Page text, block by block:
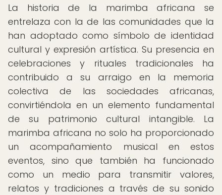
La historia de la marimba africana se
entrelaza con la de las comunidades que la
han adoptado como símbolo de identidad
cultural y expresión artística. Su presencia en
celebraciones y rituales tradicionales ha
contribuido a su arraigo en la memoria
colectiva de las sociedades africanas,
convirtiéndola en un elemento fundamental
de su patrimonio cultural intangible. La
marimba africana no solo ha proporcionado
un acompañamiento musical en estos
eventos, sino que también ha funcionado
como un medio para transmitir valores,
relatos y tradiciones a través de su sonido